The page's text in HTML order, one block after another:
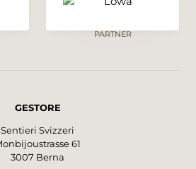
PARTNER
GESTORE
Sentieri Svizzeri
61
3007 Berna